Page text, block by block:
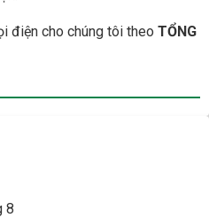
điện cho chúng tôi theo TỔNG
8